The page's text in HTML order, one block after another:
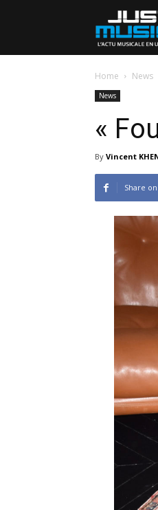
Home News
News
«
By Vincent
Share